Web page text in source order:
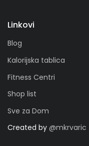
Linkovi
Blog
Kalorijska tablica
Fitness Centri
Shop list
Sve za Dom
Created by @mkrvaric